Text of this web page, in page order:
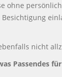
ohne
nicht
Passendes